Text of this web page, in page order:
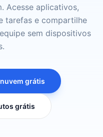
Acesse aplicativos,
tarefas e compartilhe
sem dispositivos
grátis
grátis